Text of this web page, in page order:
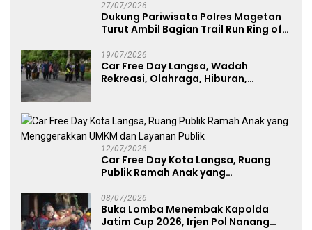
27/07/2026
Dukung Pariwisata Polres Magetan
Turut Ambil Bagian Trail Run Ring of
19/07/2026
Car Free Day Langsa, Wadah
Rekreasi, Olahraga, Hiburan,
12/07/2026
Car Free Day Kota Langsa, Ruang
Publik Ramah Anak yang
Publik
08/07/2026
Buka Lomba Menembak Kapolda
Jatim Cup 2026, Irjen Pol Nanang